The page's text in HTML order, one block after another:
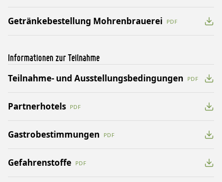
Getränkebestellung Mohrenbrauerei PDF
Informationen zur Teilnahme
Teilnahme- und Ausstellungsbedingungen
PDF
Partnerhotels PDF
Gastrobestimmungen PDF
Gefahrenstoffe PDF